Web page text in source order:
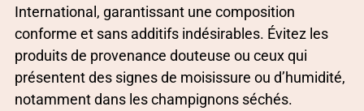
International, garantissant une composition
conforme et sans additifs indésirables. Évitez les
produits de provenance douteuse ou ceux qui
présentent des signes de moisissure ou d’humidité,
notamment dans les champignons séchés.